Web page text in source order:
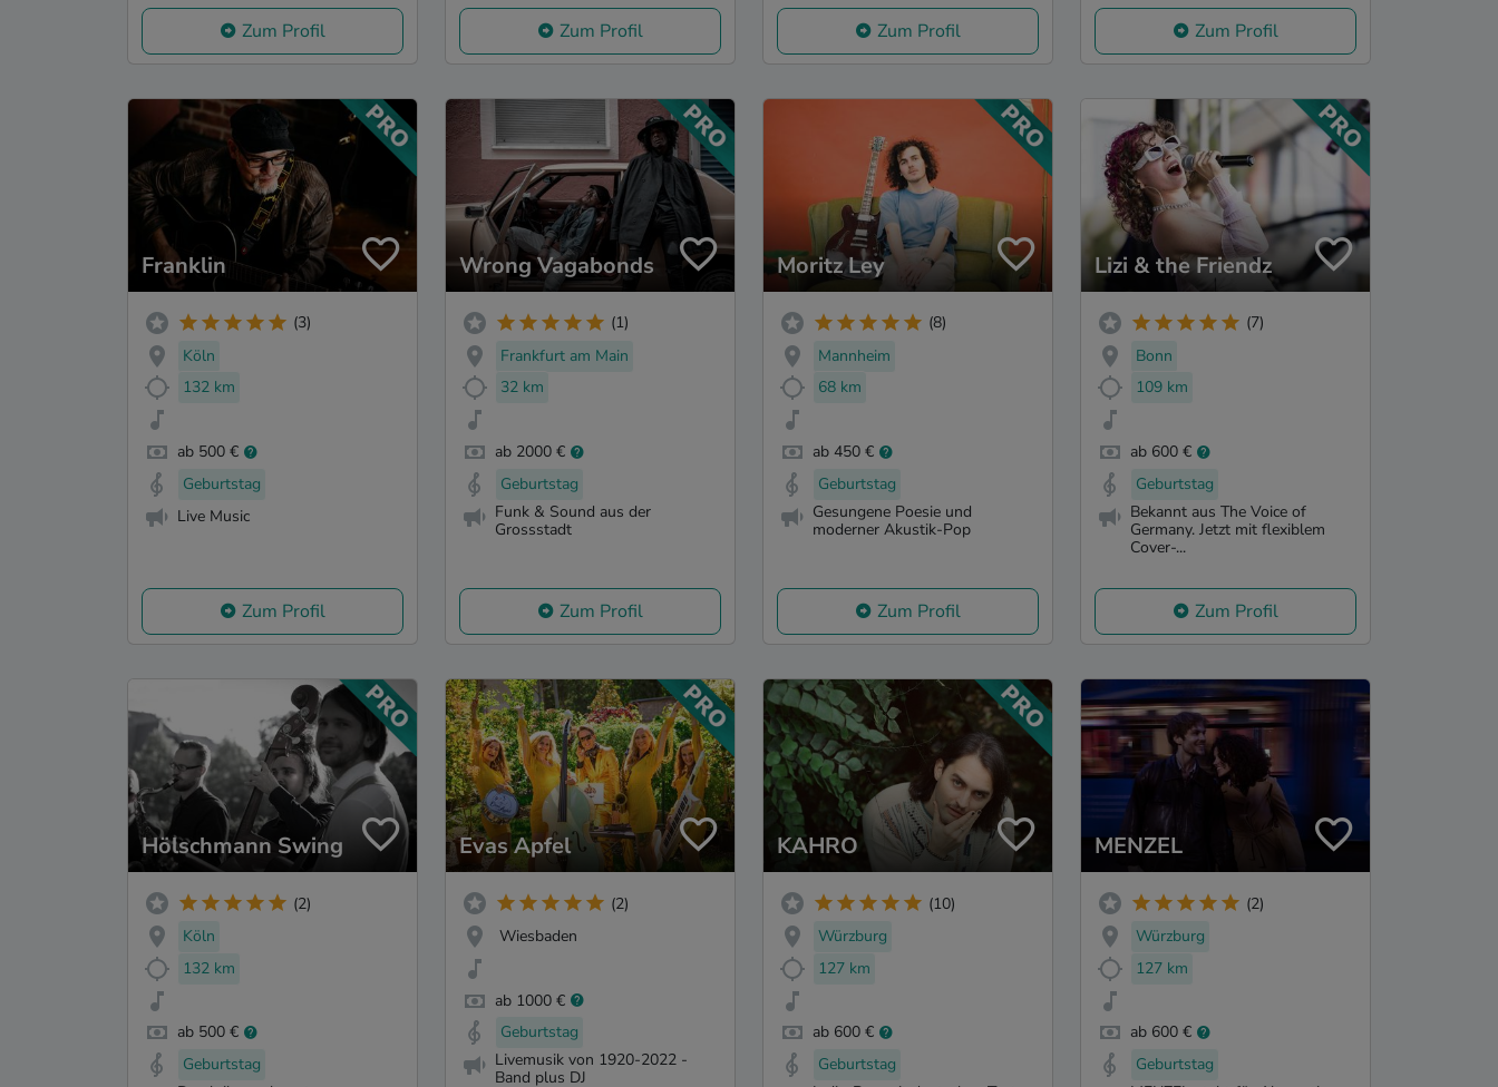
Zum Profil Zum Profil Zum Profil Zum Profil
Franklin
(3)
Köln
132 km
ab 500 €
Geburtstag
Live Music
Zum Profil
Wrong Vagabonds
(1)
Frankfurt am Main
32 km
ab 2000 €
Geburtstag
Funk & Sound aus der
Grossstadt
Zum Profil
Moritz Ley
(8)
Mannheim
68 km
ab 450 €
Geburtstag
Gesungene Poesie und
moderner Akustik-Pop
Zum Profil
Lizi & the Friendz
(7)
Bonn
109 km
ab 600 €
Geburtstag
Bekannt aus The Voice of
Germany. Jetzt mit flexiblem
Cover-...
Zum Profil
Hölschmann Swing
(2)
Köln
132 km
ab 500 €
Geburtstag
Evas Apfel
(2)
Wiesbaden
ab 1000 €
Geburtstag
Livemusik von 1920-2022 -
Band plus DJ
KAHRO
(10)
Würzburg
127 km
ab 600 €
Geburtstag
MENZEL
(2)
Würzburg
127 km
ab 600 €
Geburtstag